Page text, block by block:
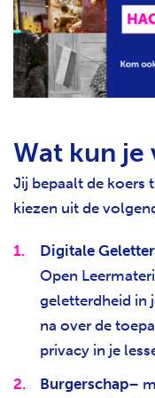
Wat kun je
Jij bepaalt de koers
kiezen uit de
Digitale
Open
geletterdheid in
na over de
privacy in je
Burgerschap–